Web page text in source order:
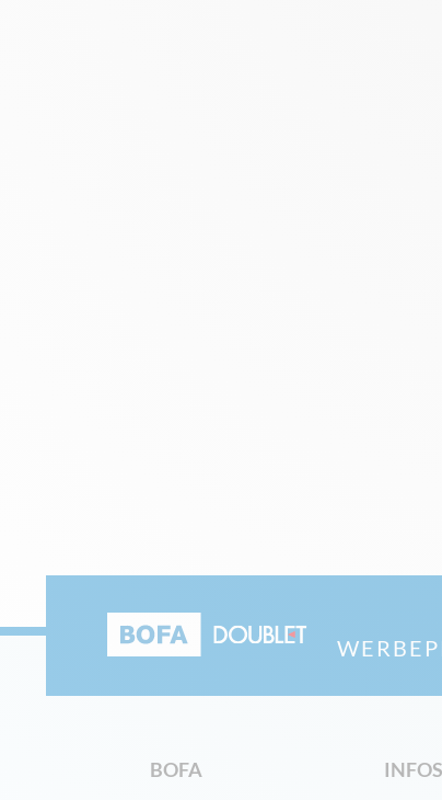
BOFA INFOS